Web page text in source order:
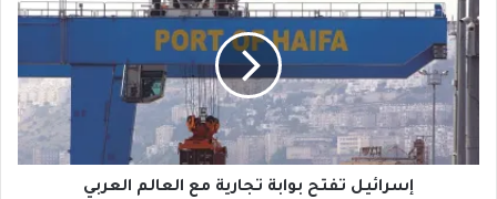
بوابة
تجارية
مع
العالم
العربي
إسرائيل تفتح بوابة تجارية مع العالم العربي